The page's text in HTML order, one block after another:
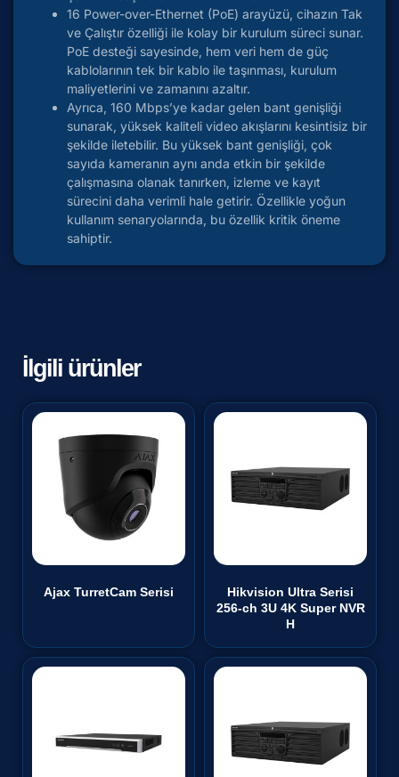
16 Power-over-Ethernet (PoE) arayüzü, cihazın Tak
ve Çalıştır özelliği ile kolay bir kurulum süreci sunar.
PoE desteği sayesinde, hem veri hem de güç
kablolarının tek bir kablo ile taşınması, kurulum
maliyetlerini ve zamanını azaltır.
Ayrıca, 160 Mbps’ye kadar gelen bant genişliği
sunarak, yüksek kaliteli video akışlarını kesintisiz bir
şekilde iletebilir. Bu yüksek bant genişliği, çok
sayıda kameranın aynı anda etkin bir şekilde
çalışmasına olanak tanırken, izleme ve kayıt
sürecini daha verimli hale getirir. Özellikle yoğun
kullanım senaryolarında, bu özellik kritik öneme
sahiptir.
İlgili ürünler
Ajax TurretCam Serisi
Hikvision Ultra Serisi
256-ch 3U 4K Super NVR
H